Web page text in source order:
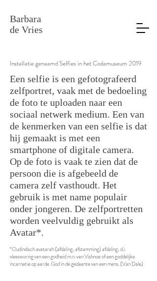
Barbara
de Vries
Installatie genaamd Selfies in het Codamuseum 2019
Een selfie is een gefotografeerd
zelfportret, vaak met de bedoeling
de foto te uploaden naar een
sociaal netwerk medium. Een van
de kenmerken van een selfie is dat
hij gemaakt is met een
smartphone of digitale camera.
Op de foto is vaak te zien dat de
persoon die is afgebeeld de
camera zelf vasthoudt. Het
gebruik is met name populair
onder jongeren. De zelfportretten
worden veelvuldig gebruikt als
Avatar*.
*Oudindisch avatarah (afdaling, afstamming) afdaling, d.i.
vleesworing van een godheid m.n. van Vishnoe of een goddelijke
incarnatie op aarde. God in de gedaante van een mens. (Van Dale)